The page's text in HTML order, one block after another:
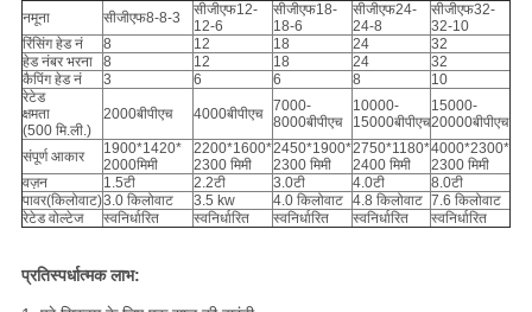
नमूना सीजीएफ8-8-3
सीजीएफ12-
12-6
सीजीएफ18-
18-6
सीजीएफ24-
24-8
सीजीएफ32-
32-10
रिंसिंग हेड नं
8 12 18 24
32
हेड नंबर भरना
8 12 18 24
32
कैपिंग हेड नं
3 6 6 8
10
रेटेड
क्षमता
(500 मि.ली.)
2000बीपीएच 4000बीपीएच
7000-
8000बीपीएच
10000-
15000बीपीएच
15000-
20000बीपीएच
संपूर्ण आकार
1900*1420*
2000मिमी
2200*1600*
2300 मिमी
2450*1900*
2300 मिमी
2750*1180*
2400 मिमी
4000*2300*
2300 मिमी
वज़न
1.5टी 2.2टी 3.0टी 4.0टी
8.0टी
पावर(किलोवाट)3.0 किलोवाट 3.5 kw 4.0 किलोवाट 4.8 किलोवाट 7.6 किलोवाट
रेटेड वोल्टेज
स्वनिर्धारित स्वनिर्धारित स्वनिर्धारित स्वनिर्धारित स्वनिर्धारित
प्रतिस्पर्धात्मक लाभ: